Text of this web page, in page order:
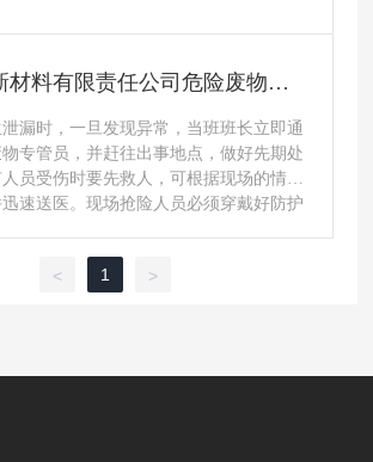
材料有限责任公司危险废物污
信息公示
漏时，一旦发现异常，当班班长立即通
专管员，并赶往出事地点，做好先期处
员受伤时要先救人，可根据现场的情况
速送医。现场抢险人员必须穿戴好防护
< 1 >